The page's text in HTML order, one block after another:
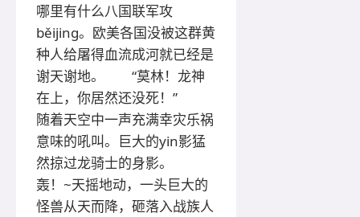
哪里有什么八国联军攻
běijing。欧美各国没被这群黄
种人给屠得血流成河就已经是
谢天谢地。 “莫林！龙神
在上，你居然还没死！”
随着天空中一声充满幸灾乐祸
意味的吼叫。巨大的yin影猛
然掠过龙骑士的身影。
轰！~天摇地动，一头巨大的
怪兽从天而降，砸落入战族人